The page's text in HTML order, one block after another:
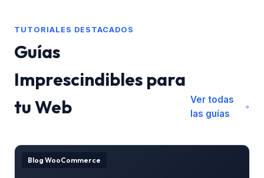
TUTORIALES DESTACADOS
Guías
Imprescindibles para
tu Web
Ver todas
las guías
Blog WooCommerce